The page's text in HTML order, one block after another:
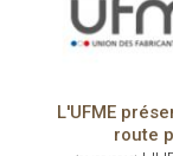
L'UFME
route